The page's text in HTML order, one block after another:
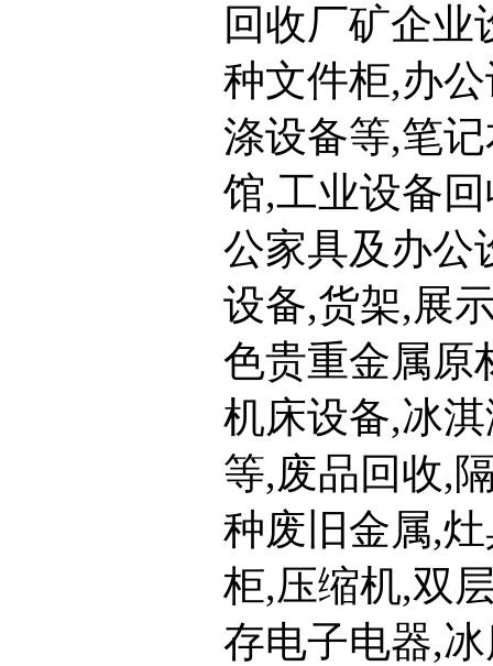
回收厂矿企业
种文件柜,办
涤设备等,笔
馆,工业设备
公家具及办公
设备,货架,展
色贵重金属原
机床设备,冰
等,废品回收,
种废旧金属,
柜,压缩机,双
存电子电器,